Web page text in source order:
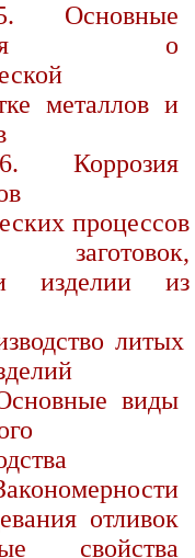
Основные
о
металлов и
Коррозия
процессов
и изделии из
литых
виды
отливок
свойства